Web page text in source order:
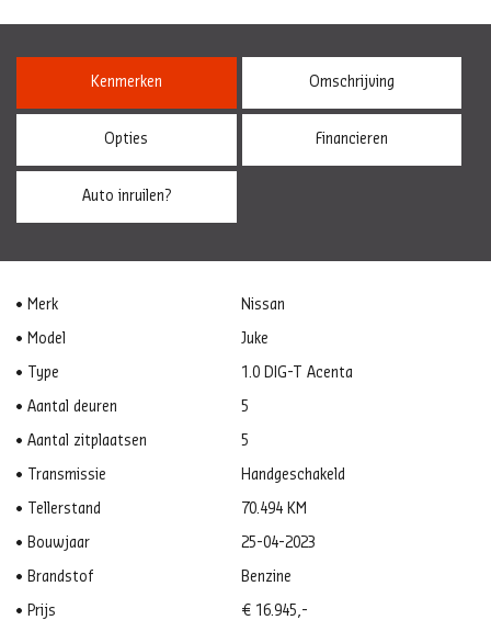
Kenmerken Omschrijving
Opties Financieren
Auto inruilen?
Merk Nissan
Model Juke
Type 1.0 DIG-T Acenta
Aantal deuren 5
Aantal zitplaatsen 5
Transmissie Handgeschakeld
Tellerstand 70.494 KM
Bouwjaar 25-04-2023
Brandstof Benzine
Prijs € 16.945,-